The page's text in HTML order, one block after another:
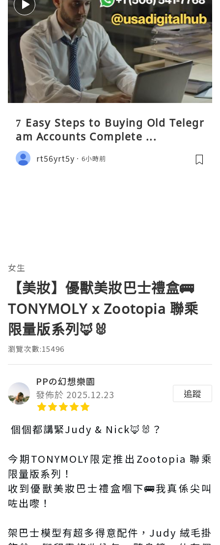
7 Easy Steps to Buying Old Telegr
am Accounts Complete ...
rt56yrt5y 6小時前
女生
【美妝】優獸美妝巴士禮盒🚌
TONYMOLY x Zootopia 聯乘
限量版系列🦊🐰
瀏覽次數:15496
PPの幻想樂園
發佈於 2025.12.23
追蹤
個個都講緊Judy & Nick🦊🐰？
今期TONYMOLY限定推出Zootopia 聯乘
限量版系列！
收到優獸美妝巴士禮盒嗰下🚌我真係尖叫
咗出嚟！
架巴士模型有超多得意配件，Judy 絨毛掛